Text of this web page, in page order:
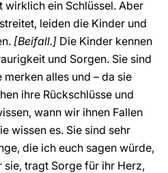
wirklich ein Schlüssel. Aber
leiden die Kinder und
[Beifall.] Die Kinder kennen
und Sorgen. Sie sind
alles und – da sie
ihre Rückschlüsse und
wann wir ihnen Fallen
wissen es. Sie sind sehr
die ich euch sagen würde,
tragt Sorge für ihr Herz,